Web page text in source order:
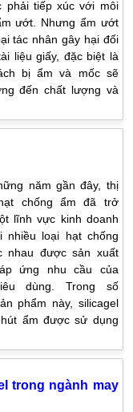
phải tiếp xúc với môi
ướt. Nhưng ẩm ướt
tác nhân gây hại đối
liệu giấy, đặc biệt là
bị ẩm và mốc sẽ
đến chất lượng và
năm gần đây, thị
chống ẩm đã trở
lĩnh vực kinh doanh
nhiều loại hạt chống
nhau được sản xuất
ứng nhu cầu của
dùng. Trong số
phẩm này, silicagel
ẩm được sử dụng
trong ngành may